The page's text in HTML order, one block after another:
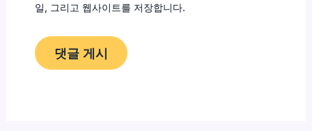
일, 그리고 웹사이트를 저장합니다.